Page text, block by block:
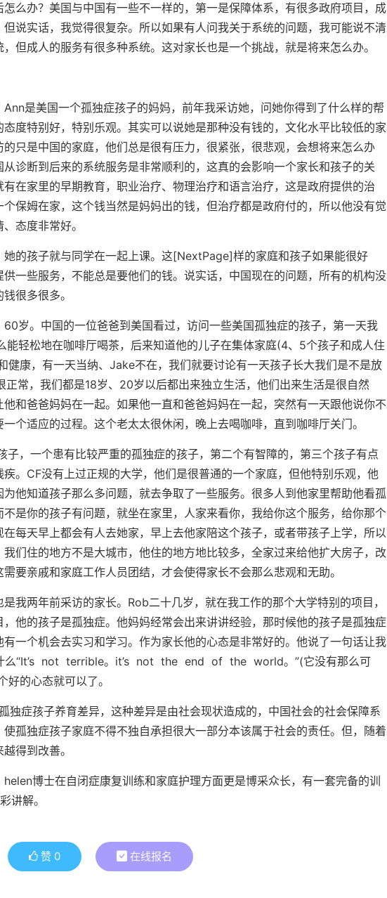
办？美国与中国有一些不一样的，第一是保障体系，有很多政府项目，成
说实话，我觉得很复杂。所以如果有人问我关于系统的问题，我可能说不清
但成人的服务有很多种系统。这对家长也是一个挑战，就是将来怎么办。
是美国一个孤独症孩子的妈妈，前年我采访她，问她你得到了什么样的帮
度特别好，特别乐观。其实可以说她是那种没有钱的，文化水平比较低的家
只是中国的家庭，他们总是很有压力，很紧张，很悲观，会想将来怎么办
诊断到后来的系统服务是非常顺利的，这真的会影响一个家长和孩子的关
在家里的早期教育，职业治疗、物理治疗和语言治疗，这是政府提供的治
保姆在家，这个钱当然是妈妈出的钱，但治疗都是政府付的，所以他没有觉
态度非常好。
的孩子就与同学在一起上课。这[NextPage]样的家庭和孩子如果能很好
一些服务，不能总是要他们的钱。说实话，中国现在的问题，所有的机构没
很多很多。
岁。中国的一位爸爸到美国看过，访问一些美国孤独症的孩子，第一天我
轻松地在咖啡厅喝茶，后来知道他的儿子在集体家庭(4、5个孩子和成人住
健康，有一天当纳、Jake不在，我们就要讨论有一天孩子长大我们是不是放
常，我们都是18岁、20岁以后都出来独立生活，他们出来生活是很自然
和爸爸妈妈在一起。如果他一直和爸爸妈妈在一起，突然有一天跟他说你不
个适应的过程。这个老太太很休闲，晚上去喝咖啡，直到咖啡厅关门。
，一个患有比较严重的孤独症的孩子，第二个有智障的，第三个孩子有点
。CF没有上过正规的大学，他们是很普通的一个家庭，但他特别乐观，他
他知道孩子那么多问题，就去争取了一些服务。很多人到他家里帮助他看孤
是你的孩子有问题，就坐在家里，人家来看你，我给你这个服务，给你那个
每天早上都会有人去她家，早上去他家陪这个孩子，或者带孩子上学，所以
们住的地方不是大城市，他住的地方地比较多，全家过来给他扩大房子，改
要亲戚和家庭工作人员团结，才会使得家长不会那么悲观和无助。
两年前采访的家长。Rob二十几岁，就在我工作的那个大学特别的项目，
他的孩子是孤独症。他妈妈经常会出来讲讲经验，那时候他的孩子是孤独症
一个机会去实习和学习。作为家长他的心态是非常好的。他说了一句话让我
么“It’s not terrible。it’s not the end of the world。”(它没有那么可
的心态就可以了。
症孩子养育差异，这种差异是由社会现状造成的，中国社会的社会保障系
孤独症孩子家庭不得不独自承担很大一部分本该属于社会的责任。但，随着
得到改善。
博士在自闭症康复训练和家庭护理方面更是博采众长，有一套完备的训
讲解。
赞 0 在线报名